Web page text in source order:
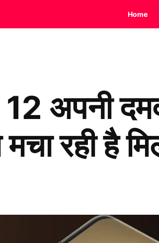
Home
अपनी
रही है